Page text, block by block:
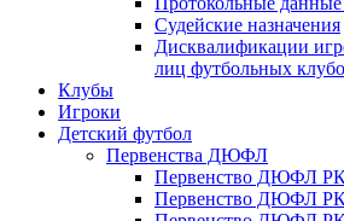
Судейские назначения
Дисквалификации
лиц футбольных
Клубы
Игроки
Детский футбол
Первенства ДЮФЛ
Первенство ДЮФЛ РК
Первенство ДЮФЛ РК